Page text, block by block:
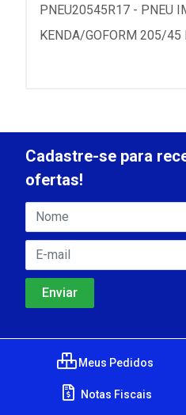
PNEU20545R17 - PNEU
KENDA/GOFORM 205/45
Cadastre-se para
ofertas!
Meus Pedidos
Notas Fiscais